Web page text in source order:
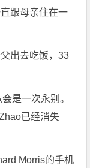
跟母亲住在一
出去吃饭，33
是一次永别。
已经消失
Morris的手机